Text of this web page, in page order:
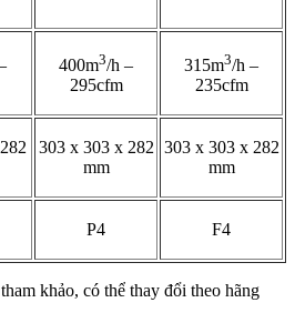
400m3/h –
295cfm
315m3/h –
235cfm
303 x 303 x 282
mm
303 x 303 x 282
mm
P4 F4
khảo, có thể thay đổi theo hãng